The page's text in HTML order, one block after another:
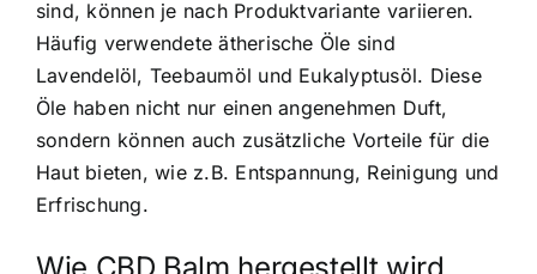
sind, können je nach Produktvariante variieren.
Häufig verwendete ätherische Öle sind
Lavendelöl, Teebaumöl und Eukalyptusöl. Diese
Öle haben nicht nur einen angenehmen Duft,
sondern können auch zusätzliche Vorteile für die
Haut bieten, wie z.B. Entspannung, Reinigung und
Erfrischung.